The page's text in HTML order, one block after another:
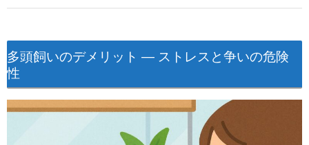
多頭飼いのデメリット ― ストレスと争いの危険
性